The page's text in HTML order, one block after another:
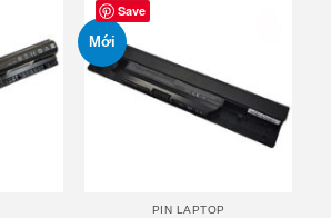
Save
Mới
PIN LAPTOP